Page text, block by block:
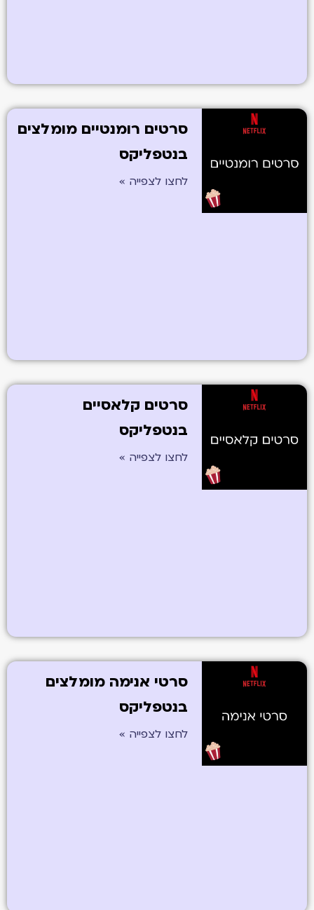
סרטים רומנטיים מומלצים
בנטפליקס
לחצו לצפייה »
סרטים קלאסיים
בנטפליקס
לחצו לצפייה »
סרטי אנימה מומלצים
בנטפליקס
לחצו לצפייה »